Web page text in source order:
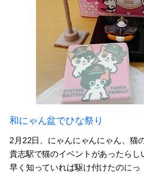
和にゃん盆でひな祭り
2月22日、にゃんにゃんにゃん、猫の
貴志駅で猫のイベントがあったらし
早く知っていれば駆け付けたのに